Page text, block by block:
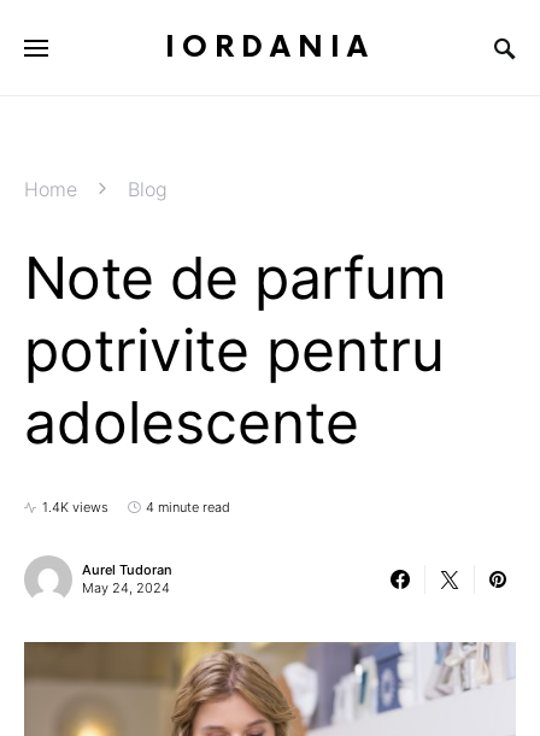
IORDANIA
Home Blog
Note de parfum
potrivite pentru
adolescente
1.4K views 4 minute read
Aurel Tudoran
May 24, 2024